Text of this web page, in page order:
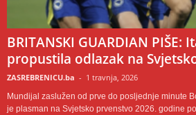
BRITANSKI GUARDIAN PIŠE:
propustila odlazak na
ZASREBRENICU.ba - 1 travnja, 2026
Mundijal zaslužen od prve do posljednje minute
je plasman na Svjetsko prvenstvo 2026. godine